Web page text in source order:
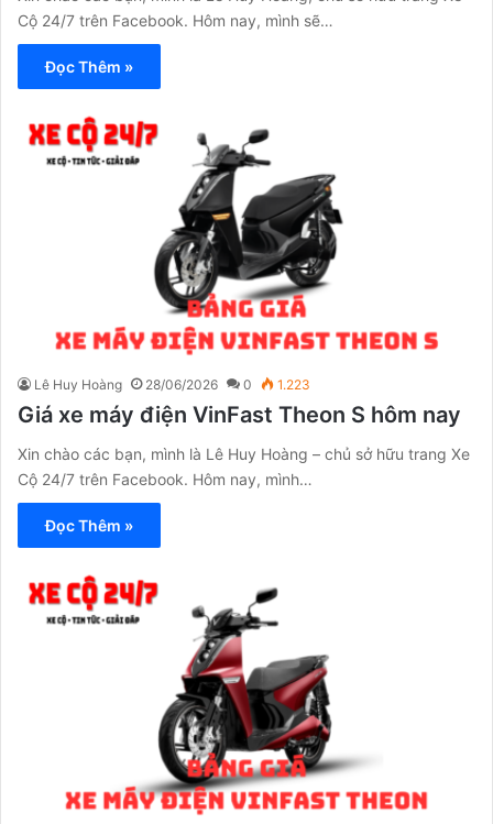
Cộ 24/7 trên Facebook. Hôm nay, mình sẽ…
Đọc Thêm »
Lê Huy Hoàng 28/06/2026 0 1.223
Giá xe máy điện VinFast Theon S hôm nay
Xin chào các bạn, mình là Lê Huy Hoàng – chủ sở hữu trang Xe
Cộ 24/7 trên Facebook. Hôm nay, mình…
Đọc Thêm »